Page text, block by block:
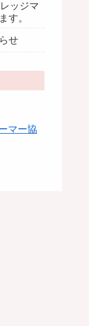
ッジマ
す。
せ
マー協